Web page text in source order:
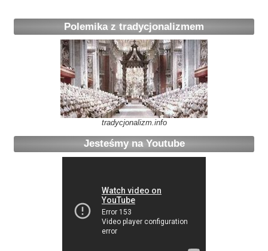
Polemika z tradycjonalizmem
tradycjonalizm.info
Jesteśmy na Youtube